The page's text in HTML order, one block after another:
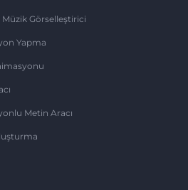
Görselleştirici
Yapma
Metin Aracı